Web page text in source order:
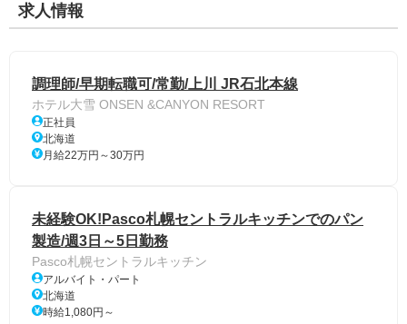
求人情報
調理師/早期転職可/常勤/上川 JR石北本線
ホテル大雪 ONSEN &CANYON RESORT
正社員
北海道
月給22万円～30万円
未経験OK!Pasco札幌セントラルキッチンでのパン
製造/週3日～5日勤務
Pasco札幌セントラルキッチン
アルバイト・パート
北海道
時給1,080円～